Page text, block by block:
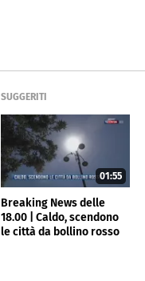
SUGGERITI
01:55
Breaking News delle
18.00 | Caldo, scendono
le città da bollino rosso